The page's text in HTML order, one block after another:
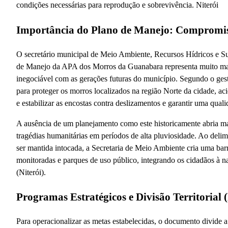
condições necessárias para reprodução e sobrevivência. Niterói
Importância do Plano de Manejo:
O secretário municipal de Meio Ambiente, Recursos Hídricos e
de Manejo da APA dos Morros da Guanabara representa muito
inegociável com as gerações futuras do município. Segundo o
para proteger os morros localizados na região Norte da cidade,
e estabilizar as encostas contra deslizamentos e garantir uma
A ausência de um planejamento como este historicamente abria
tragédias humanitárias em períodos de alta pluviosidade. Ao
ser mantida intocada, a Secretaria de Meio Ambiente cria uma
monitoradas e parques de uso público, integrando os cidadãos à
(Niterói).
Programas Estratégicos e Divisão Territorial
Para operacionalizar as metas estabelecidas, o documento